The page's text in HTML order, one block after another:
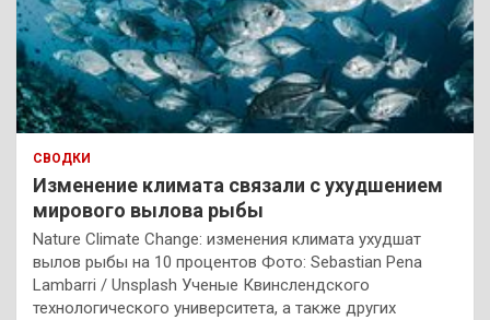
СВОДКИ
Изменение климата связали с ухудшением
мирового вылова рыбы
Nature Climate Change: изменения климата ухудшат
вылов рыбы на 10 процентов Фото: Sebastian Pena
Lambarri / Unsplash Ученые Квинслендского
технологического университета, а также других